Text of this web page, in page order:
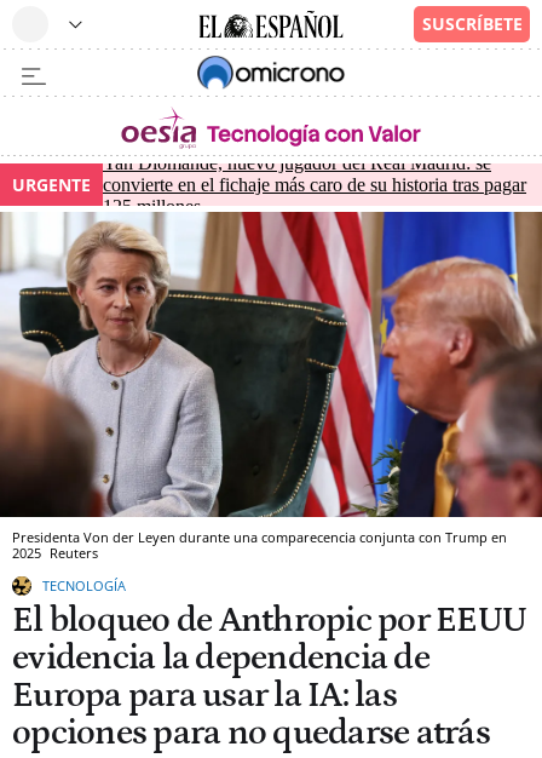
URGENTE
Yan Diomande, nuevo jugador del Real Madrid: se
convierte en el fichaje más caro de su historia tras pagar
125 millones
Presidenta Von der Leyen durante una comparecencia conjunta con Trump en
2025 Reuters
TECNOLOGÍA
El bloqueo de Anthropic por EEUU
evidencia la dependencia de
Europa para usar la IA: las
opciones para no quedarse atrás